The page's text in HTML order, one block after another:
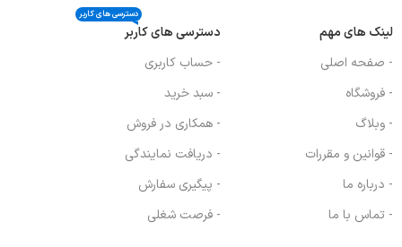
لینک های مهم
- صفحه اصلی
- فروشگاه
- وبلاگ
- قوانین و مقررات
- درباره ما
- تماس با ما
دسترسی های کاربر
دسترسی های کاربر
- حساب کاربری
- سبد خرید
- همکاری در فروش
- دریافت نمایندگی
- پیگیری سفارش
- فرصت شغلی